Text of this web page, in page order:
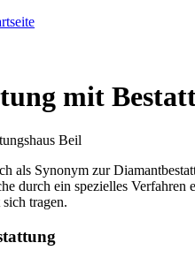
mit
als Synonym zur
durch ein spezielles
tragen.